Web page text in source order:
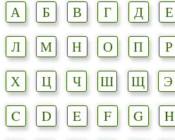
А Б В Г Д Е
Л
М Н О П Р
Х
Ц Ч Ш Щ Э
C
D E F G H